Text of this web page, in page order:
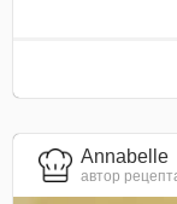
Annabelle
автор